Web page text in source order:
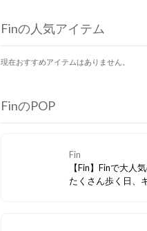
Finの人気アイテム
現在おすすめアイテムはありません。
FinのPOP
Fin
【Fin】Finで大人
たくさん歩く日、